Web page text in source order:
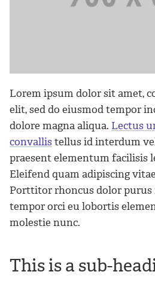
Lorem ipsum dolor sit amet,
elit, sed do eiusmod tempor
dolore magna aliqua. Lectus
convallistellus id interdum
praesent elementum facilisis
Eleifend quam adipiscing
Porttitor rhoncus dolor purus
tempor orci eu lobortis
molestie nunc.
This is a sub-